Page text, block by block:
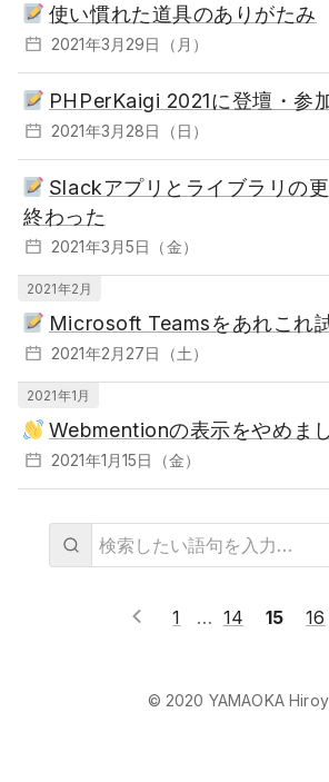
使い慣れた道具のありがたみ
2021年3月29日（月）
PHPerKaigi 2021に登壇・参
2021年3月28日（日）
Slackアプリとライブラリの
終わった
2021年3月5日（金）
2021年2月
Microsoft Teamsをあれこれ
2021年2月27日（土）
2021年1月
Webmentionの表示をやめま
2021年1月15日（金）
1 14 15 16
© 2020 YAMAOKA